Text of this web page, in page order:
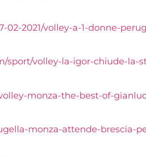
02-2021/volley-a-1-donne-
sport/volley-la-igor-chiude-la-
monza-the-best-of-
monza-attende-brescia-